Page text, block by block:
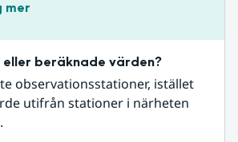
mer
beräknade värden?
observationsstationer, istället
utifrån stationer i närheten